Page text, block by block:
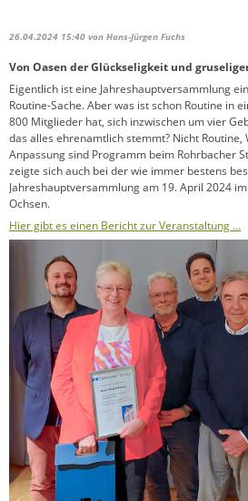
26.04.2024 15:40 von Hans-Jürgen Fuchs
Von Oasen der Glückseligkeit und
Eigentlich ist eine Jahreshauptversammlung
Routine-Sache. Aber was ist schon Routine in
800 Mitglieder hat, sich inzwischen um vier
das alles ehrenamtlich stemmt? Nicht Routine,
Anpassung sind Programm beim Rohrbacher
zeigte sich auch bei der wie immer bestens
Jahreshauptversammlung am 19. April 2024
Ochsen.
Hier gibt es einen Bericht zur Veranstaltung …